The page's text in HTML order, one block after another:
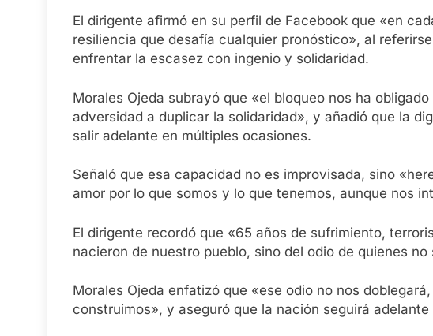
El dirigente afirmó en su perfil de Facebook que «en
resiliencia que desafía cualquier pronóstico», al
enfrentar la escasez con ingenio y solidaridad.
Morales Ojeda subrayó que «el bloqueo nos ha
adversidad a duplicar la solidaridad», y añadió que la
salir adelante en múltiples ocasiones.
Señaló que esa capacidad no es improvisada, sino
amor por lo que somos y lo que tenemos, aunque nos
El dirigente recordó que «65 años de sufrimiento,
nacieron de nuestro pueblo, sino del odio de quienes
Morales Ojeda enfatizó que «ese odio no nos
construimos», y aseguró que la nación seguirá